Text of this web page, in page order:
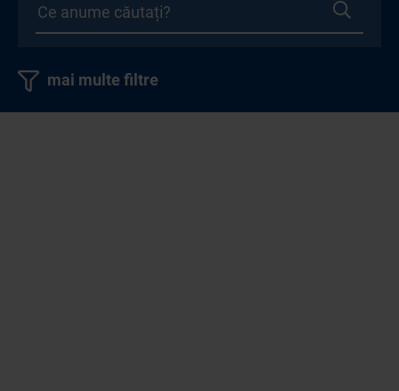
mai multe filtre